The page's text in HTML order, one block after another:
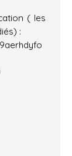
( les
: